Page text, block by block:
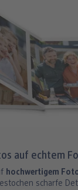
auf echtem
hochwertigem
scharfe